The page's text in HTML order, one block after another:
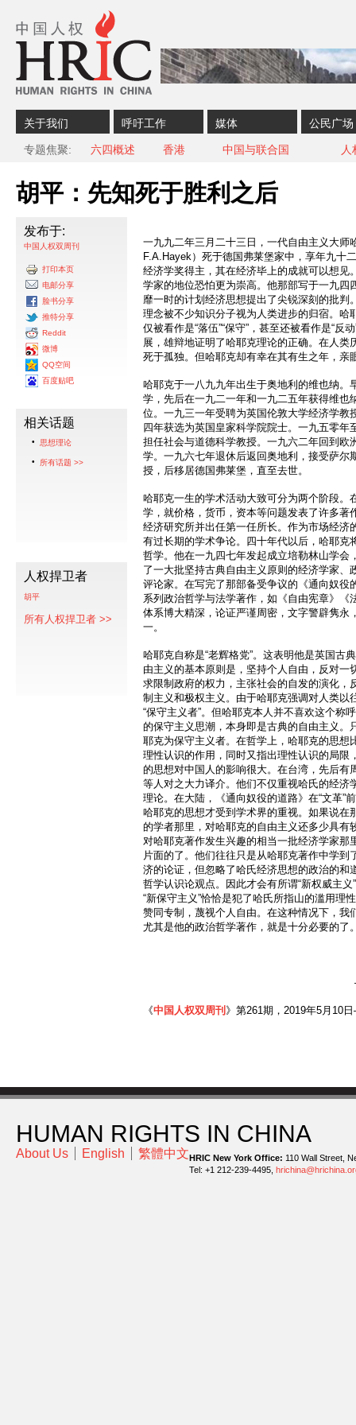
关于我们 呼吁工作 媒体 公民广场
专题焦聚 六四概述 香港 中国与联合国 人
胡平：先知死于胜利之后
发布于:
中国人权双周刊
打印本页
电邮分享
脸书分享
推特分享
Reddit
微博
QQ空间
百度贴吧
相关话题
思想理论
所有话题 >>
人权捍卫者
胡平
所有人权捍卫者 >>
一九九二年三月二十三日，一代自由主义大师
F.A.Hayek）死于德国弗莱堡家中，享年九十
经济学奖得主，其在经济毕上的成就可以想见
学家的地位恐怕更为崇高。他那部写于一九四
靡一时的计划经济思想提出了尖锐深刻的批判
理念被不少知识分子视为人类进步的归宿。哈
仅被看作是“落伍”“保守”，甚至还被看作是“反
展，雄辩地证明了哈耶克理论的正确。在人类
死于孤独。但哈耶克却有幸在其有生之年，亲
哈耶克于一八九九年出生于奥地利的维也纳。
学，先后在一九二一年和一九二五年获得维也
位。一九三一年受聘为英国伦敦大学经济学教
四年获选为英国皇家科学院院士。一九五零年
担任社会与道德科学教授。一九六二年回到欧
学。一九六七年退休后返回奥地利，接受萨尔
授，后移居德国弗莱堡，直至去世。
哈耶克一生的学术活动大致可分为两个阶段。
学，就价格，货币，资本等问题发表了许多著
经济研究所并出任第一任所长。作为市场经济
有过长期的学术争论。四十年代以后，哈耶克
哲学。他在一九四七年发起成立培勒林山学会
了一大批坚持古典自由主义原则的经济学家、
评论家。在写完了那部备受争议的《通向奴役
系列政治哲学与法学著作，如《自由宪章》《
体系博大精深，论证严谨周密，文字警辟隽永
一。
哈耶克自称是“老辉格党”。这表明他是英国古
由主义的基本原则是，坚持个人自由，反对一
求限制政府的权力，主张社会的自发的演化，
制主义和极权主义。由于哈耶克强调对人类以
“保守主义者”。但哈耶克本人并不喜欢这个称
的保守主义思潮，本身即是古典的自由主义。
耶克为保守主义者。在哲学上，哈耶克的思想
理性认识的作用，同时又指出理性认识的局限
的思想对中国人的影响很大。在台湾，先后有
等人对之大力译介。他们不仅重视哈氏的经济
理论。在大陆，《通向奴役的道路》在“文革”
哈耶克的思想才受到学术界的重视。如果说在
的学者那里，对哈耶克的自由主义还多少具有
对哈耶克著作发生兴趣的相当一批经济学家那
片面的了。他们往往只是从哈耶克著作中学到
济的论证，但忽略了哈氏经济思想的政治的和
哲学认识论观点。因此才会有所谓“新权威主义
“新保守主义”恰恰是犯了哈氏所指山的滥用理
赞同专制，蔑视个人自由。在这种情况下，我
尤其是他的政治哲学著作，就是十分必要的了
《中国人权双周刊 》第261期，2019年5月10
HUMAN RIGHTS IN CHINA
About Us English 繁體中文HRIC New York Office: 110 Wall Street,
Tel: +1 212-239-4495,